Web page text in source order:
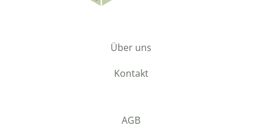
Über uns
Kontakt
AGB